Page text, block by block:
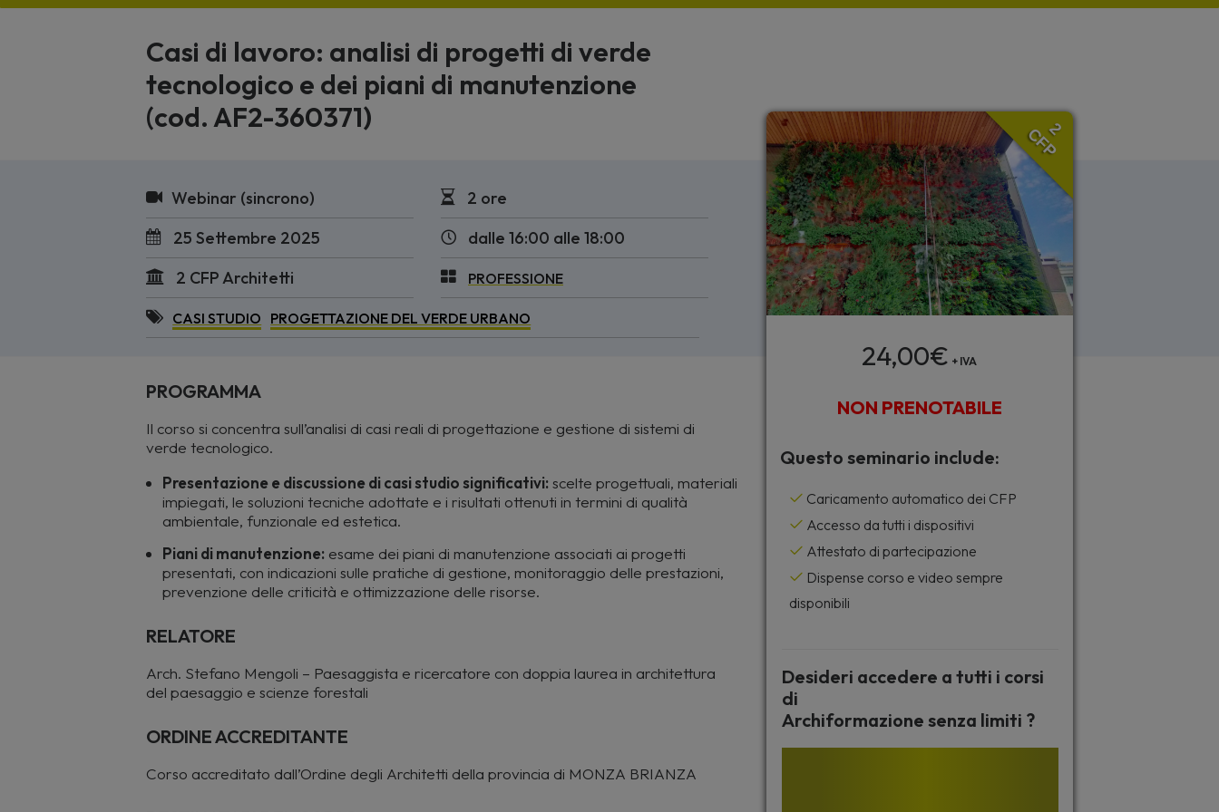
Casi di lavoro: analisi di progetti di verde
tecnologico e dei piani di manutenzione
(cod. AF2-360371)
Webinar (sincrono)
2 ore
25 Settembre 2025
dalle 16:00 alle 18:00
2 CFP Architetti
PROFESSIONE
CASI STUDIO PROGETTAZIONE DEL VERDE URBANO
PROGRAMMA
Il corso si concentra sull’analisi di casi reali di progettazione e gestione di sistemi di
verde tecnologico.
Presentazione e discussione di casi studio significativi:scelte progettuali, materiali
impiegati, le soluzioni tecniche adottate e i risultati ottenuti in termini di qualità
ambientale, funzionale ed estetica.
Piani di manutenzione: esame dei piani di manutenzione associati ai progetti
presentati, con indicazioni sulle pratiche di gestione, monitoraggio delle prestazioni,
prevenzione delle criticità e ottimizzazione delle risorse.
RELATORE
Arch. Stefano Mengoli – Paesaggista e ricercatore con doppia laurea in architettura
del paesaggio e scienze forestali
ORDINE ACCREDITANTE
Corso accreditato dall’Ordine degli Architetti della provincia di MONZA BRIANZA
2
CFP
24,00€ + IVA
NON PRENOTABILE
Questo seminario include:
Caricamento automatico dei CFP
Accesso da tutti i dispositivi
Attestato di partecipazione
Dispense corso e video sempre
disponibili
Desideri accedere a tutti i corsi
di
Archiformazione senza limiti ?